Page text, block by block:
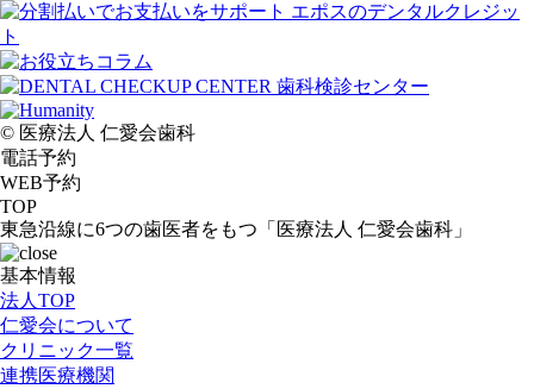
© 医療法人 仁愛会歯科
電話予約
WEB予約
TOP
東急沿線に6つの歯医者をもつ「医療法人 仁愛会歯科」
基本情報
法人TOP
仁愛会について
クリニック一覧
連携医療機関